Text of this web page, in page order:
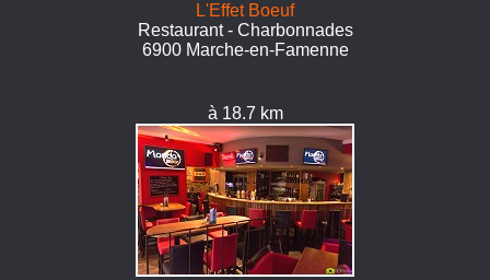
L'Effet Boeuf
Restaurant - Charbonnades
6900 Marche-en-Famenne
à 18.7 km